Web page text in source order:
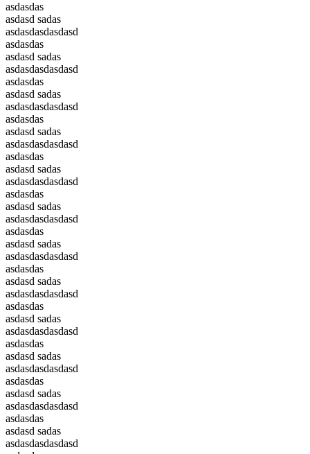
asdasdas
asdasd sadas
asdasdasdasdasd
asdasdas
asdasd sadas
asdasdasdasdasd
asdasdas
asdasd sadas
asdasdasdasdasd
asdasdas
asdasd sadas
asdasdasdasdasd
asdasdas
asdasd sadas
asdasdasdasdasd
asdasdas
asdasd sadas
asdasdasdasdasd
asdasdas
asdasd sadas
asdasdasdasdasd
asdasdas
asdasd sadas
asdasdasdasdasd
asdasdas
asdasd sadas
asdasdasdasdasd
asdasdas
asdasd sadas
asdasdasdasdasd
asdasdas
asdasd sadas
asdasdasdasdasd
asdasdas
asdasd sadas
asdasdasdasdasd